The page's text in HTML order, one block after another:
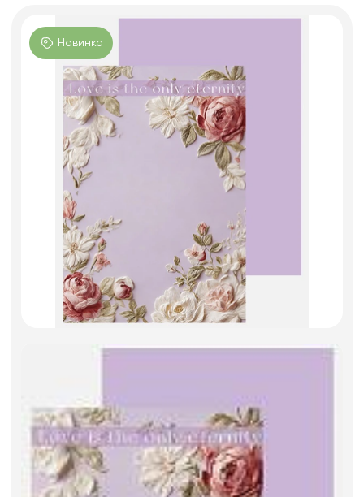
Декоративные вазы, кашпо
Фоамиран
Игрушки мягкие
Изделия из металла
Сухоцветы
Новинка